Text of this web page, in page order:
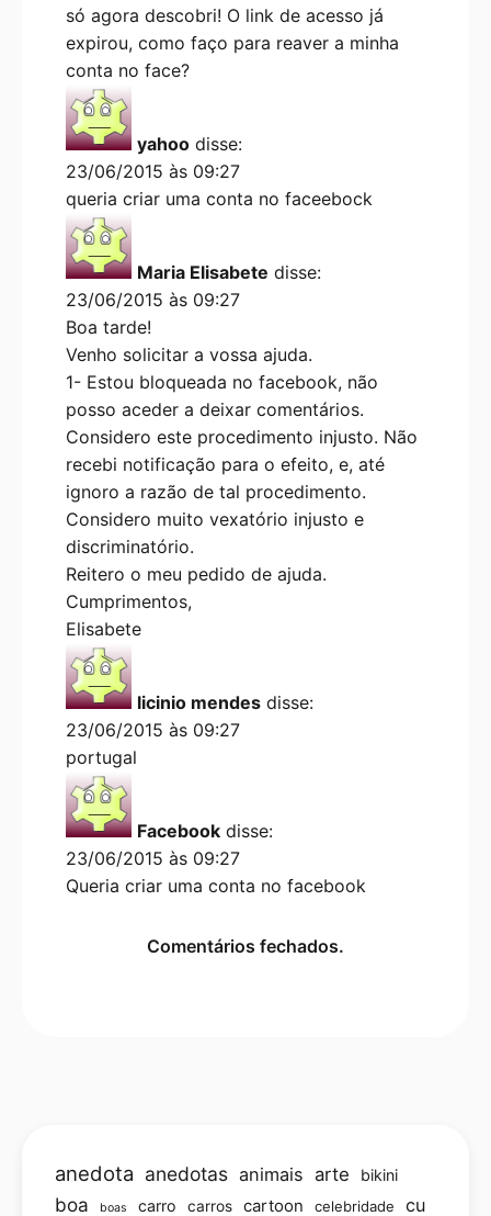
só agora descobri! O link de acesso já
expirou, como faço para reaver a minha
conta no face?
yahoo disse:
23/06/2015 às 09:27
queria criar uma conta no faceebock
Maria Elisabete disse:
23/06/2015 às 09:27
Boa tarde!
Venho solicitar a vossa ajuda.
1- Estou bloqueada no facebook, não
posso aceder a deixar comentários.
Considero este procedimento injusto. Não
recebi notificação para o efeito, e, até
ignoro a razão de tal procedimento.
Considero muito vexatório injusto e
discriminatório.
Reitero o meu pedido de ajuda.
Cumprimentos,
Elisabete
licinio mendes disse:
23/06/2015 às 09:27
portugal
Facebook disse:
23/06/2015 às 09:27
Queria criar uma conta no facebook
Comentários fechados.
anedota anedotas animais arte bikini
boa boas carro carros cartoon celebridade cu